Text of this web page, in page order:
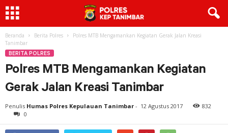
Beranda Berita Polres
Polres MTB Mengamankan Kegiatan Gerak Jalan Kreasi
Tanimbar
BERITA POLRES
Polres MTB Mengamankan Kegiatan
Gerak Jalan Kreasi Tanimbar
Penulis Humas Polres Kepulauan Tanimbar - 12 Agustus 2017
832
0